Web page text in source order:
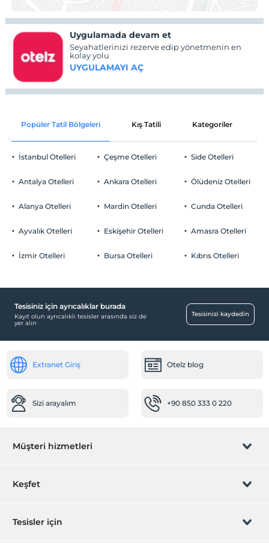
Uygulamada devam et
Seyahatlerinizi rezerve edip yönetmenin en
kolay yolu
UYGULAMAYI AÇ
Popüler Tatil Bölgeleri Kış Tatili Kategoriler
İstanbul Otelleri
Antalya Otelleri
Alanya Otelleri
Ayvalık Otelleri
İzmir Otelleri
Çeşme Otelleri
Ankara Otelleri
Mardin Otelleri
Eskişehir Otelleri
Bursa Otelleri
Side Otelleri
Ölüdeniz Otelleri
Cunda Otelleri
Amasra Otelleri
Kıbrıs Otelleri
Tesisiniz için ayrıcalıklar burada
Kayıt olun ayrıcalıklı tesisler arasında siz de
yer alın
Tesisinizi kaydedin
Extranet Giriş Otelz blog
Sizi arayalım +90 850 333 0 220
Müşteri hizmetleri
Rezervasyon yönet
Keşfet
Hediye Kart
Tesisler için